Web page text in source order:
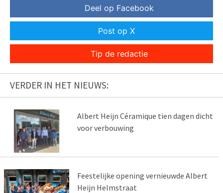
Deel op Facebook
Post op X
Tip de redactie
VERDER IN HET NIEUWS:
Albert Heijn Céramique tien dagen dicht
voor verbouwing
Feestelijke opening vernieuwde Albert
Heijn Helmstraat